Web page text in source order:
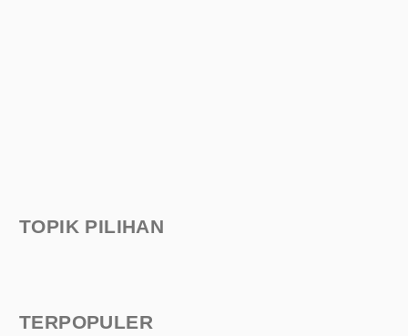
TOPIK PILIHAN
TERPOPULER